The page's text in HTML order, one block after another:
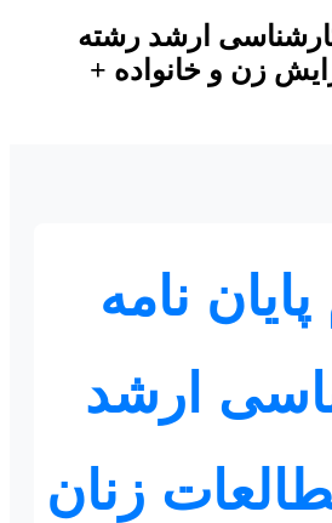
ارشد رشته
زن و خانواده +
پایان نامه
ارشد
زنان